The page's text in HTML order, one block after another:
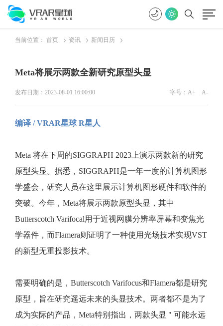
当前位置： 首页 资讯 新闻日历
Meta将展示两款全新研究原型头显
发布日期：2023-08-01 16:00:00 字号： A+ A-
编译 / VRAR星球 R星人
Meta 将在下周的SIGGRAPH 2023上演示两款新的研究
原型头显。据悉，SIGGRAPH是一年一度的计算机图形
学盛会，研究人员在这里展示计算机图形硬件和软件的
突破。今年，Meta将展示两款原型头显，其中
Butterscotch Varifocal用于近视网膜分辨率屏幕和变焦光
学器件，而Flamera则证明了一种使用光场技术实现VST
的新型无重投影技术。
需要明确的是，Butterscotch Varifocus和Flamera都是研究
原型，旨在研究遥远未来的头显技术。两者都不是为了
成为实际的产品，Meta特别指出，两款头显 " 可能永远